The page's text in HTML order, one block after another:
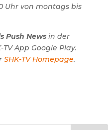
Uhr von montags bis
Push Newsin der
TV App Google Play.
SHK-TV Homepage.